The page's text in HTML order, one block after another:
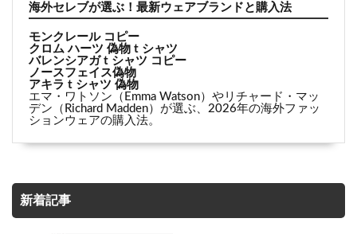
海外セレブが選ぶ！最新ウェアブランドと購入法
モンクレール コピー
クロム ハーツ 偽物 t シャツ
バレンシアガ t シャツ コピー
ノースフェイス偽物
アキラ t シャツ 偽物
エマ・ワトソン（Emma Watson）やリチャード・マッ
デン（Richard Madden）が選ぶ、2026年の海外ファッ
ションウェアの購入法。
新着記事